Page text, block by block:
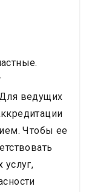
ведущих
Чтобы ее
услуг,